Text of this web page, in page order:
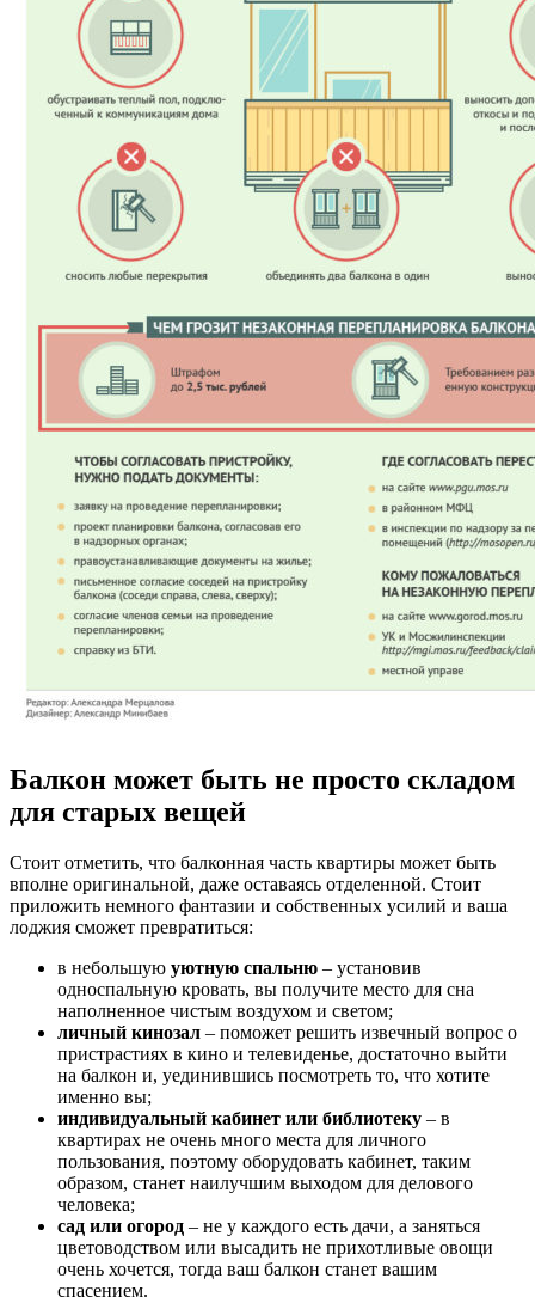
Балкон может быть не просто складом
для старых вещей
Стоит отметить, что балконная часть квартиры может быть
вполне оригинальной, даже оставаясь отделенной. Стоит
приложить немного фантазии и собственных усилий и ваша
лоджия сможет превратиться:
в небольшую уютную спальню – установив
односпальную кровать, вы получите место для сна
наполненное чистым воздухом и светом;
личный кинозал – поможет решить извечный вопрос о
пристрастиях в кино и телевиденье, достаточно выйти
на балкон и, уединившись посмотреть то, что хотите
именно вы;
индивидуальный кабинет или библиотеку – в
квартирах не очень много места для личного
пользования, поэтому оборудовать кабинет, таким
образом, станет наилучшим выходом для делового
человека;
сад или огород – не у каждого есть дачи, а заняться
цветоводством или высадить не прихотливые овощи
очень хочется, тогда ваш балкон станет вашим
спасением.